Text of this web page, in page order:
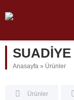
Anasayfa » Ürünler
Ürünler